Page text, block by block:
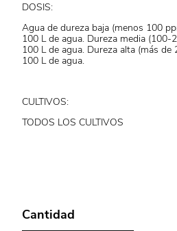
DOSIS:
Agua de dureza baja (menos 100
100 L de agua. Dureza media
100 L de agua. Dureza alta (más
100 L de agua.
CULTIVOS:
TODOS LOS CULTIVOS
Cantidad